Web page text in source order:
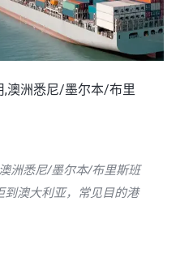
,澳洲悉尼/墨尔本/布里
洲悉尼/墨尔本/布里斯班
到澳大利亚，常见目的港